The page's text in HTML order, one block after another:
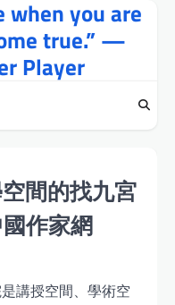
when you are
true.” —
Player
間的找九宮
作家網
講授空間、學術空